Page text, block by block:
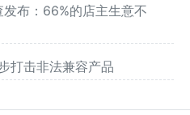
布：66%的店主生意不
打击非法兼容产品